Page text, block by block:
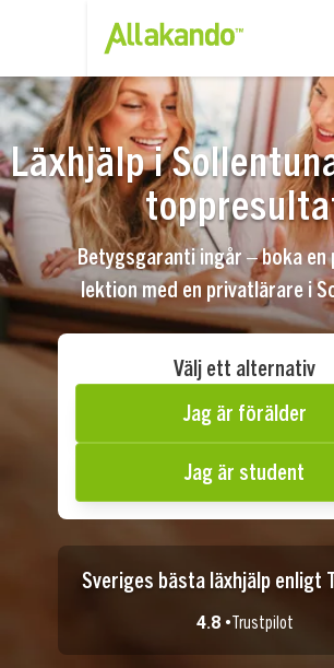
Läxhjälp i
Betygsgaranti ingår – boka en
lektion med en privatlärare i
Välj ett alternativ
Jag är förälder
Jag är student
Sveriges bästa läxhjälp enligt
4.8 •Trustpilot